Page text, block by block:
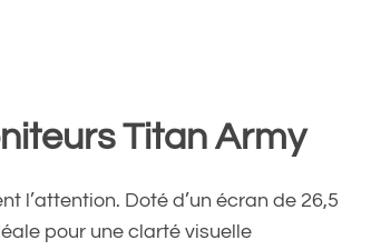
Titan Army
l’attention. Doté d’un écran de 26,5
pour une clarté visuelle